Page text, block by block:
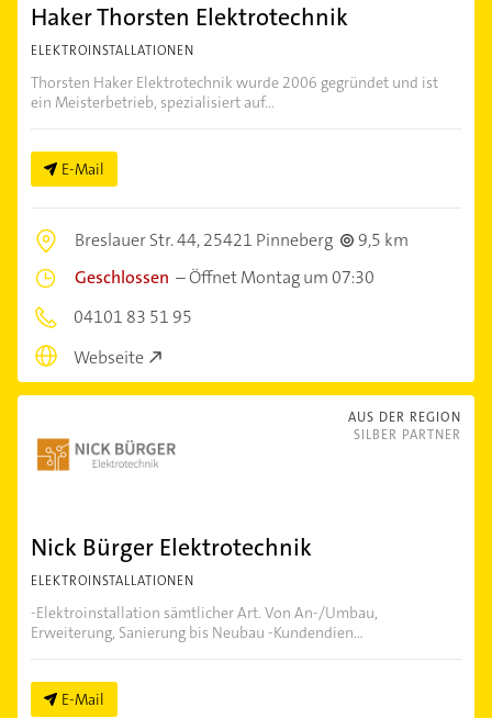
Haker Thorsten Elektrotechnik
ELEKTROINSTALLATIONEN
Thorsten Haker Elektrotechnik wurde 2006 gegründet und ist
ein Meisterbetrieb, spezialisiert auf...
E-Mail
Breslauer Str. 44,25421 Pinneberg
9,5 km
Geschlossen –Öffnet Montag um 07:30
04101 83 51 95
Webseite
AUS DER REGION
SILBER PARTNER
Nick Bürger Elektrotechnik
ELEKTROINSTALLATIONEN
-Elektroinstallation sämtlicher Art. Von An-/Umbau,
Erweiterung, Sanierung bis Neubau -Kundendien...
E-Mail